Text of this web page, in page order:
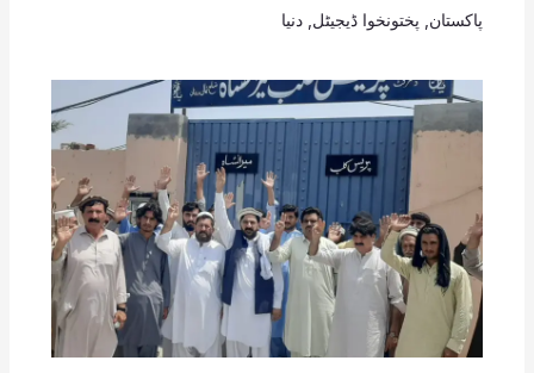
پاکستان پختونخوا ڈیجیٹل دنیا